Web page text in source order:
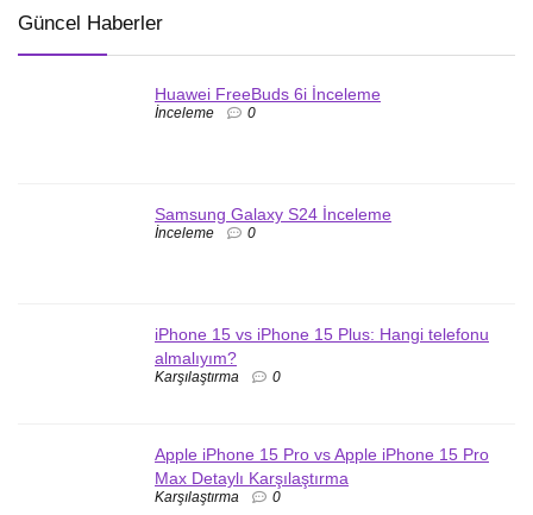
Güncel Haberler
Huawei FreeBuds 6i İnceleme
İnceleme 0
Samsung Galaxy S24 İnceleme
İnceleme 0
iPhone 15 vs iPhone 15 Plus: Hangi telefonu
almalıyım?
Karşılaştırma 0
Apple iPhone 15 Pro vs Apple iPhone 15 Pro
Max Detaylı Karşılaştırma
Karşılaştırma 0